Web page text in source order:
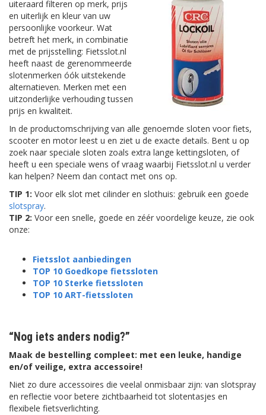
uiteraard filteren op merk, prijs
en uiterlijk en kleur van uw
persoonlijke voorkeur. Wat
betreft het merk, in combinatie
met de prijsstelling: Fietsslot.nl
heeft naast de gerenommeerde
slotenmerken óók uitstekende
alternatieven. Merken met een
uitzonderlijke verhouding tussen
prijs en kwaliteit.
In de productomschrijving van alle genoemde sloten voor fiets,
scooter en motor leest u en ziet u de exacte details. Bent u op
zoek naar speciale sloten zoals extra lange kettingsloten, of
heeft u een speciale wens of vraag waarbij Fietsslot.nl u verder
kan helpen? Neem dan contact met ons op.
TIP 1: Voor elk slot met cilinder en slothuis: gebruik een goede
slotspray.
TIP 2: Voor een snelle, goede en zéér voordelige keuze, zie ook
onze:
Fietsslot aanbiedingen
TOP 10 Goedkope fietssloten
TOP 10 Sterke fietssloten
TOP 10 ART-fietssloten
“Nog iets anders nodig?”
Maak de bestelling compleet: met een leuke, handige
en/of veilige, extra accessoire!
Niet zo dure accessoires die veelal onmisbaar zijn: van slotspray
en reflectie voor betere zichtbaarheid tot slotentasjes en
flexibele fietsverlichting.